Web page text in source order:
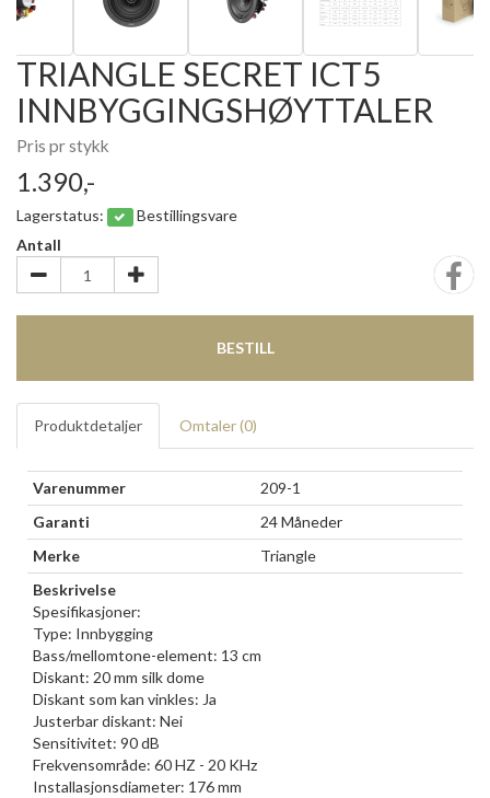
TRIANGLE SECRET ICT5
INNBYGGINGSHØYTTALER
Pris pr stykk
1.390,-
Lagerstatus:
Bestillingsvare
Antall
BESTILL
Produktdetaljer Omtaler (0)
Varenummer
209-1
Garanti
24 Måneder
Merke
Triangle
Beskrivelse
Spesifikasjoner:
Type: Innbygging
Bass/mellomtone-element: 13 cm
Diskant: 20 mm silk dome
Diskant som kan vinkles: Ja
Justerbar diskant: Nei
Sensitivitet: 90 dB
Frekvensområde: 60 HZ - 20 KHz
Installasjonsdiameter: 176 mm